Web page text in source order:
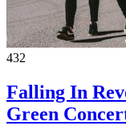
432
Falling In
Green